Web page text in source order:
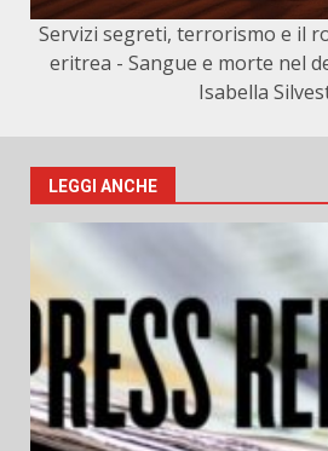
Servizi segreti, terrorismo e il
eritrea - Sangue e morte nel
Isabella
LEGGI ANCHE